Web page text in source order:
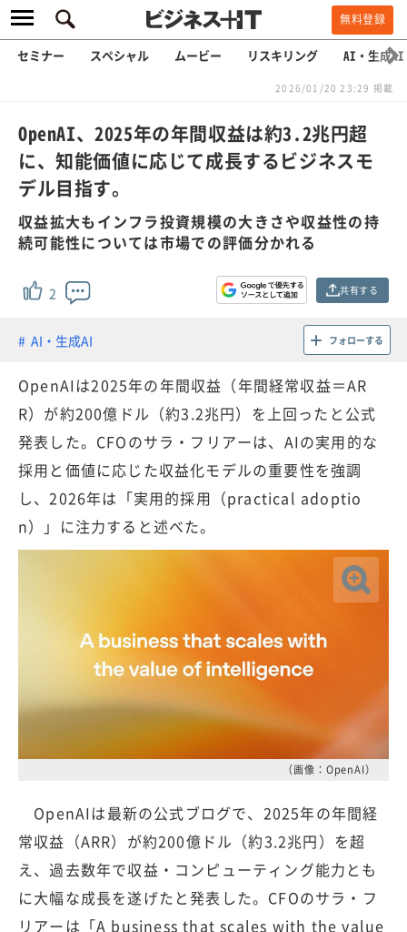
無料登録
セミナー スペシャル ムービー リスキリング AI・生成AI
2026/01/20 23:29 掲載
OpenAI、2025年の年間収益は約3.2兆円超
に、知能価値に応じて成長するビジネスモ
デル目指す。
収益拡大もインフラ投資規模の大きさや収益性の持
続可能性については市場での評価分かれる
2 共有する
AI・生成AI フォローする
OpenAIは2025年の年間収益（年間経常収益＝AR
R）が約200億ドル（約3.2兆円）を上回ったと公式
発表した。CFOのサラ・フリアーは、AIの実用的な
採用と価値に応じた収益化モデルの重要性を強調
し、2026年は「実用的採用（practical adoptio
n）」に注力すると述べた。
（画像：OpenAI）
OpenAIは最新の公式ブログで、2025年の年間経
常収益（ARR）が約200億ドル（約3.2兆円）を超
え、過去数年で収益・コンピューティング能力とも
に大幅な成長を遂げたと発表した。CFOのサラ・フ
リアーは「A business that scales with the value